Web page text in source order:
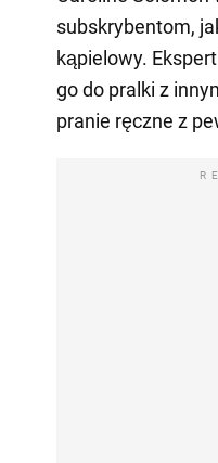
subskrybentom,
kąpielowy.
go do pralki z
pranie ręczne z